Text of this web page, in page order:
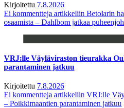
Kirjoitettu 7.8.2026
Ei kommentteja artikkeliin Betolarin
osaamista – Dahlbom jatkaa
VRJ:lle Väyläviraston tieurakka
parantaminen jatkuu
Kirjoitettu 7.8.2026
Ei kommentteja artikkeliin VRJ:lle
– Poikkimaantien parantaminen jatkuu